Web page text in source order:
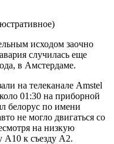
исходом заочно
случилась еще
в Амстердаме.
на телеканале Amstel
01:30 на приборной
белорус по имени
не могло двигаться со
на низкую
А10 к съезду А2.